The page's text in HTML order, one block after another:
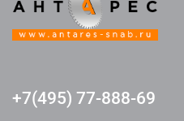
+7(495) 77-888-69